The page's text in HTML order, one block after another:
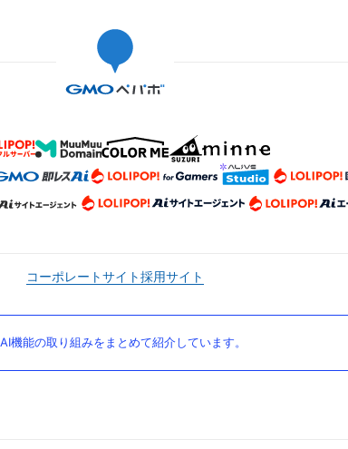
コーポレートサイト採用サイト
能の取り組みをまとめて紹介しています。